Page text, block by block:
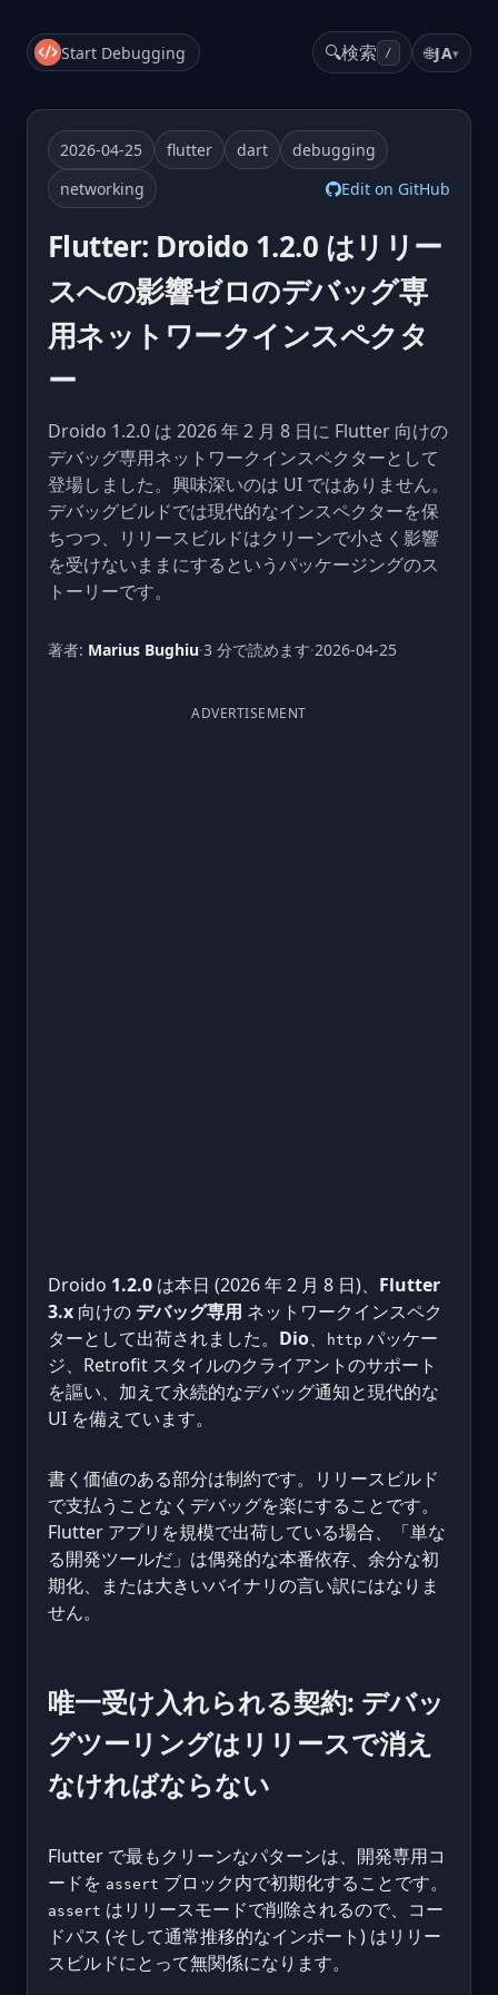
Start Debugging 🔍検索 / 🌐JA▾
2026-04-25 flutter dart
debugging
networking
Edit on GitHub
Flutter: Droido 1.2.0 はリリー
スへの影響ゼロのデバッグ専
用ネットワークインスペクタ
ー
Droido 1.2.0 は 2026 年 2 月 8 日に Flutter 向けの
デバッグ専用ネットワークインスペクターとして
登場しました。興味深いのは UI ではありません。
デバッグビルドでは現代的なインスペクターを保
ちつつ、リリースビルドはクリーンで小さく影響
を受けないままにするというパッケージングのス
トーリーです。
著者: Marius Bughiu·3 分で読めます·2026-04-25
ADVERTISEMENT
Droido 1.2.0 は本日 (2026 年 2 月 8 日)、 Flutter
3.x 向けの デバッグ専用 ネットワークインスペク
ターとして出荷されました。 Dio、 http パッケー
ジ、Retrofit スタイルのクライアントのサポート
を謳い、加えて永続的なデバッグ通知と現代的な
UI を備えています。
書く価値のある部分は制約です。リリースビルド
で支払うことなくデバッグを楽にすることです。
Flutter アプリを規模で出荷している場合、「単な
る開発ツールだ」は偶発的な本番依存、余分な初
期化、または大きいバイナリの言い訳にはなりま
せん。
唯一受け入れられる契約: デバッ
グツーリングはリリースで消え
なければならない
Flutter で最もクリーンなパターンは、開発専用コ
ードを assert ブロック内で初期化することです。
assert はリリースモードで削除されるので、コー
ドパス (そして通常推移的なインポート) はリリー
スビルドにとって無関係になります。